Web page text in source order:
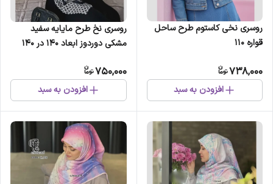
روسری نخی کاستوم طرح ساحل
قواره 110
738,000
افزودن به سبد
روسری نخ طرح مایایه سفید
مشکی دوردوز ابعاد 140 در 140
750,000
افزودن به سبد